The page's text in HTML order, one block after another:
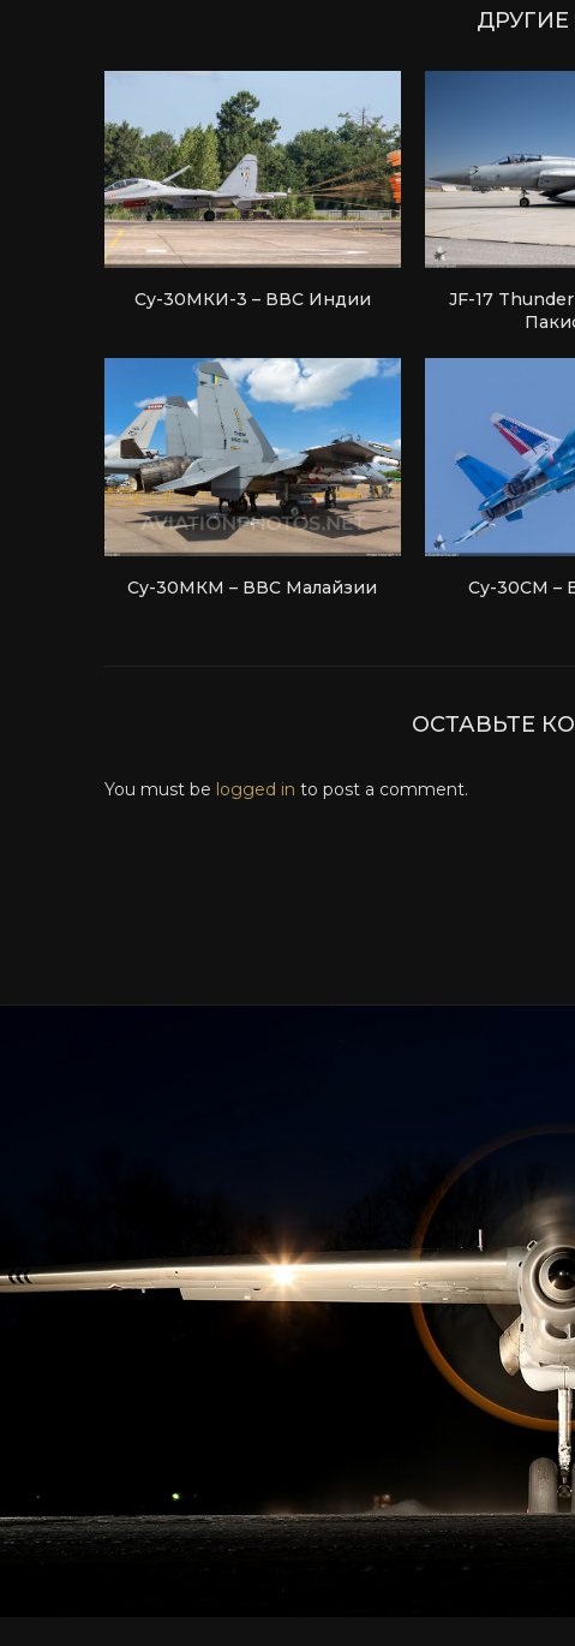
ДРУГИЕ
Су-30МКИ-3 – ВВС Индии
JF-17
Су-30МКМ – ВВС Малайзии Су-30СМ –
ОСТАВЬТЕ
You must be logged in to post a comment.